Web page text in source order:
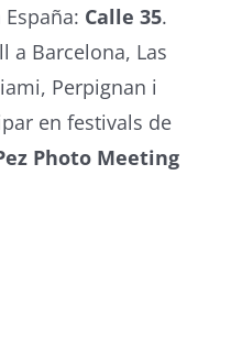
Calle 35.
a Barcelona, Las
Perpignan i
en festivals de
Photo Meeting